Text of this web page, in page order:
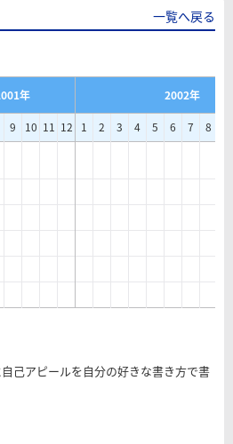
一覧へ戻る
年
2002年
9 10 11 12 1 2 3 4 5 6 7 8
己アピールを自分の好きな書き方で書